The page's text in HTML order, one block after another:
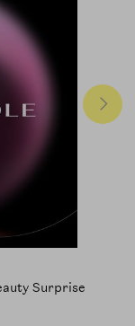
Surprise